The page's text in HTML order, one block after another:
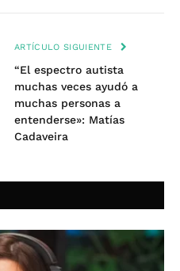
ARTÍCULO SIGUIENTE
“El espectro autista
muchas veces ayudó a
muchas personas a
entenderse»: Matías
Cadaveira